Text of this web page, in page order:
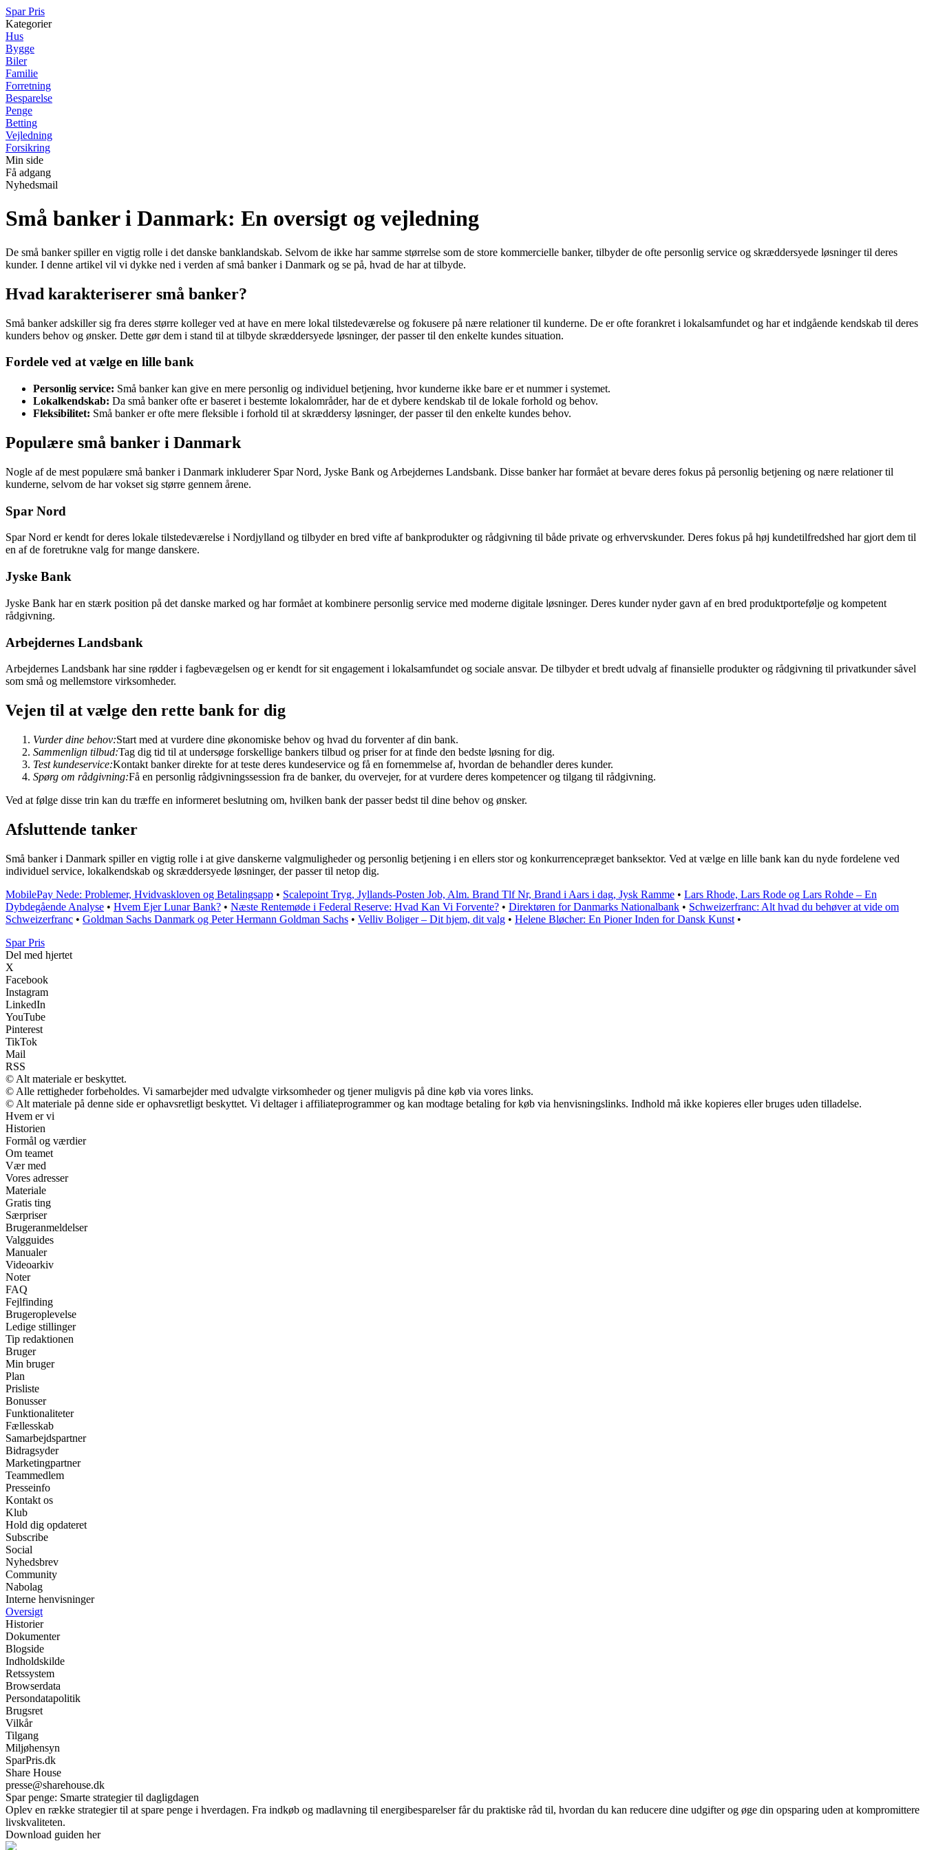
Spar Pris
Kategorier
Hus
Bygge
Biler
Familie
Forretning
Besparelse
Penge
Betting
Vejledning
Forsikring
Min side
Få adgang
Nyhedsmail
Små banker i Danmark: En oversigt og vejledning
De små banker spiller en vigtig rolle i det danske banklandskab. Selvom de ikke har samme størrelse som de store kommercielle banker, tilbyder de ofte personlig service og skræddersyede løsninger til deres
kunder. I denne artikel vil vi dykke ned i verden af små banker i Danmark og se på, hvad de har at tilbyde.
Hvad karakteriserer små banker?
Små banker adskiller sig fra deres større kolleger ved at have en mere lokal tilstedeværelse og fokusere på nære relationer til kunderne. De er ofte forankret i lokalsamfundet og har et indgående kendskab til deres
kunders behov og ønsker. Dette gør dem i stand til at tilbyde skræddersyede løsninger, der passer til den enkelte kundes situation.
Fordele ved at vælge en lille bank
Personlig service: Små banker kan give en mere personlig og individuel betjening, hvor kunderne ikke bare er et nummer i systemet.
Lokalkendskab: Da små banker ofte er baseret i bestemte lokalområder, har de et dybere kendskab til de lokale forhold og behov.
Fleksibilitet: Små banker er ofte mere fleksible i forhold til at skræddersy løsninger, der passer til den enkelte kundes behov.
Populære små banker i Danmark
Nogle af de mest populære små banker i Danmark inkluderer Spar Nord, Jyske Bank og Arbejdernes Landsbank. Disse banker har formået at bevare deres fokus på personlig betjening og nære relationer til
kunderne, selvom de har vokset sig større gennem årene.
Spar Nord
Spar Nord er kendt for deres lokale tilstedeværelse i Nordjylland og tilbyder en bred vifte af bankprodukter og rådgivning til både private og erhvervskunder. Deres fokus på høj kundetilfredshed har gjort dem til
en af de foretrukne valg for mange danskere.
Jyske Bank
Jyske Bank har en stærk position på det danske marked og har formået at kombinere personlig service med moderne digitale løsninger. Deres kunder nyder gavn af en bred produktportefølje og kompetent
rådgivning.
Arbejdernes Landsbank
Arbejdernes Landsbank har sine rødder i fagbevægelsen og er kendt for sit engagement i lokalsamfundet og sociale ansvar. De tilbyder et bredt udvalg af finansielle produkter og rådgivning til privatkunder såvel
som små og mellemstore virksomheder.
Vejen til at vælge den rette bank for dig
Vurder dine behov:Start med at vurdere dine økonomiske behov og hvad du forventer af din bank.
Sammenlign tilbud:Tag dig tid til at undersøge forskellige bankers tilbud og priser for at finde den bedste løsning for dig.
Test kundeservice:Kontakt banker direkte for at teste deres kundeservice og få en fornemmelse af, hvordan de behandler deres kunder.
Spørg om rådgivning:Få en personlig rådgivningssession fra de banker, du overvejer, for at vurdere deres kompetencer og tilgang til rådgivning.
Ved at følge disse trin kan du træffe en informeret beslutning om, hvilken bank der passer bedst til dine behov og ønsker.
Afsluttende tanker
Små banker i Danmark spiller en vigtig rolle i at give danskerne valgmuligheder og personlig betjening i en ellers stor og konkurrencepræget banksektor. Ved at vælge en lille bank kan du nyde fordelene ved
individuel service, lokalkendskab og skræddersyede løsninger, der passer til netop dig.
MobilePay Nede: Problemer, Hvidvaskloven og Betalingsapp • Scalepoint Tryg, Jyllands-Posten Job, Alm. Brand Tlf Nr, Brand i Aars i dag, Jysk Ramme • Lars Rhode, Lars Rode og Lars Rohde – En
Dybdegående Analyse • Hvem Ejer Lunar Bank? • Næste Rentemøde i Federal Reserve: Hvad Kan Vi Forvente? • Direktøren for Danmarks Nationalbank • Schweizerfranc: Alt hvad du behøver at vide om
Schweizerfranc • Goldman Sachs Danmark og Peter Hermann Goldman Sachs • Velliv Boliger – Dit hjem, dit valg • Helene Bløcher: En Pioner Inden for Dansk Kunst •
Spar Pris
Del med hjertet
X
Facebook
Instagram
LinkedIn
YouTube
Pinterest
TikTok
Mail
RSS
© Alt materiale er beskyttet.
© Alle rettigheder forbeholdes. Vi samarbejder med udvalgte virksomheder og tjener muligvis på dine køb via vores links.
© Alt materiale på denne side er ophavsretligt beskyttet. Vi deltager i affiliateprogrammer og kan modtage betaling for køb via henvisningslinks. Indhold må ikke kopieres eller bruges uden tilladelse.
Hvem er vi
Historien
Formål og værdier
Om teamet
Vær med
Vores adresser
Materiale
Gratis ting
Særpriser
Brugeranmeldelser
Valgguides
Manualer
Videoarkiv
Noter
FAQ
Fejlfinding
Brugeroplevelse
Ledige stillinger
Tip redaktionen
Bruger
Min bruger
Plan
Prisliste
Bonusser
Funktionaliteter
Fællesskab
Samarbejdspartner
Bidragsyder
Marketingpartner
Teammedlem
Presseinfo
Kontakt os
Klub
Hold dig opdateret
Subscribe
Social
Nyhedsbrev
Community
Nabolag
Interne henvisninger
Oversigt
Historier
Dokumenter
Blogside
Indholdskilde
Retssystem
Browserdata
Persondatapolitik
Brugsret
Vilkår
Tilgang
Miljøhensyn
SparPris.dk
Share House
presse@sharehouse.dk
Spar penge: Smarte strategier til dagligdagen
Oplev en række strategier til at spare penge i hverdagen. Fra indkøb og madlavning til energibesparelser får du praktiske råd til, hvordan du kan reducere dine udgifter og øge din opsparing uden at kompromittere
livskvaliteten.
Download guiden her